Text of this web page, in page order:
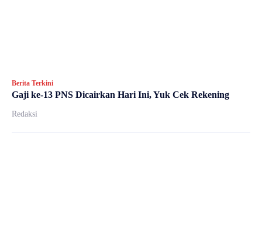
Berita Terkini
Gaji ke-13 PNS Dicairkan Hari Ini, Yuk Cek Rekening
Redaksi